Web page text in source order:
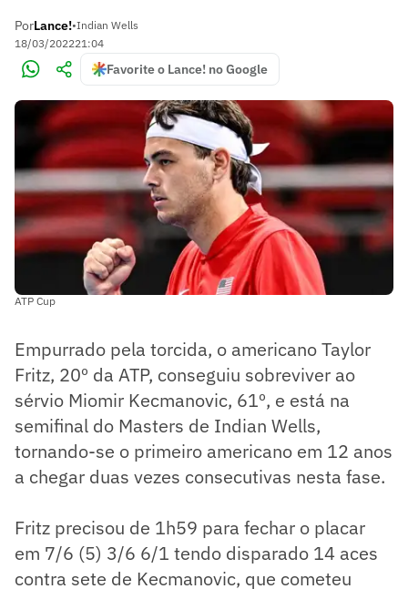
PorLance!•Indian Wells
18/03/202221:04
Favorite o Lance! no Google
ATP Cup
Empurrado pela torcida, o americano Taylor
Fritz, 20º da ATP, conseguiu sobreviver ao
sérvio Miomir Kecmanovic, 61º, e está na
semifinal do Masters de Indian Wells,
tornando-se o primeiro americano em 12 anos
a chegar duas vezes consecutivas nesta fase.
Fritz precisou de 1h59 para fechar o placar
em 7/6 (5) 3/6 6/1 tendo disparado 14 aces
contra sete de Kecmanovic, que cometeu